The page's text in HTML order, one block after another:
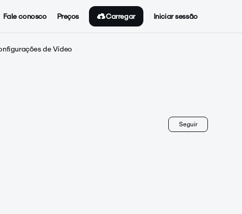
Fale conosco Preços Carregar Iniciar sessão
de Vídeo
Seguir
Ainda